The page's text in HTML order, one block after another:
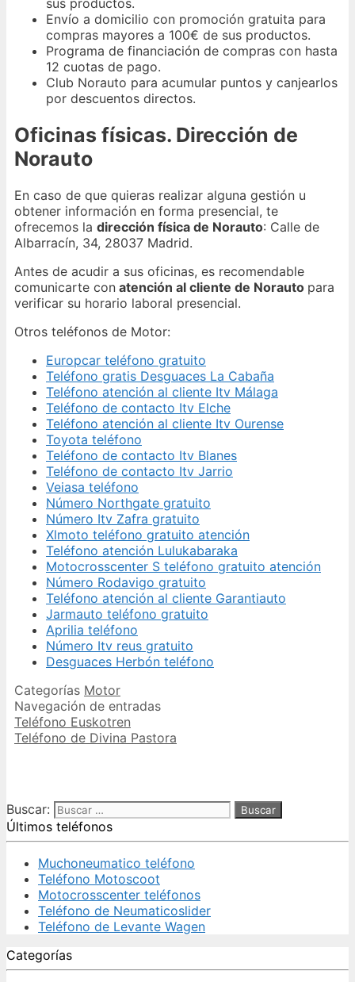
sus productos.
Envío a domicilio con promoción gratuita para
compras mayores a 100€ de sus productos.
Programa de financiación de compras con hasta
12 cuotas de pago.
Club Norauto para acumular puntos y canjearlos
por descuentos directos.
Oficinas físicas. Dirección de
Norauto
En caso de que quieras realizar alguna gestión u
obtener información en forma presencial, te
ofrecemos la dirección física de Norauto: Calle de
Albarracín, 34, 28037 Madrid.
Antes de acudir a sus oficinas, es recomendable
comunicarte con atención al cliente de Norauto para
verificar su horario laboral presencial.
Otros teléfonos de Motor:
Europcar teléfono gratuito
Teléfono gratis Desguaces La Cabaña
Teléfono atención al cliente Itv Málaga
Teléfono de contacto Itv Elche
Teléfono atención al cliente Itv Ourense
Toyota teléfono
Teléfono de contacto Itv Blanes
Teléfono de contacto Itv Jarrio
Veiasa teléfono
Número Northgate gratuito
Número Itv Zafra gratuito
Xlmoto teléfono gratuito atención
Teléfono atención Lulukabaraka
Motocrosscenter S teléfono gratuito atención
Número Rodavigo gratuito
Teléfono atención al cliente Garantiauto
Jarmauto teléfono gratuito
Aprilia teléfono
Número Itv reus gratuito
Desguaces Herbón teléfono
Categorías Motor
Navegación de entradas
Teléfono Euskotren
Teléfono de Divina Pastora
Buscar:
Últimos teléfonos
Muchoneumatico teléfono
Teléfono Motoscoot
Motocrosscenter teléfonos
Teléfono de Neumaticoslider
Teléfono de Levante Wagen
Categorías